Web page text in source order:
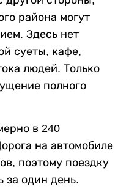
района могут
Здесь нет
суеты, кафе,
людей. Только
полного
в 240
на автомобиле
поэтому поездку
за один день.